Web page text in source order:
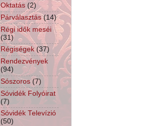
Oktatás (2)
Párválasztás (14)
Régi idők meséi
(31)
Régiségek (37)
Rendezvények
(94)
Sószoros (7)
Sóvidék Folyóirat
(7)
Sóvidék Televízió
(50)